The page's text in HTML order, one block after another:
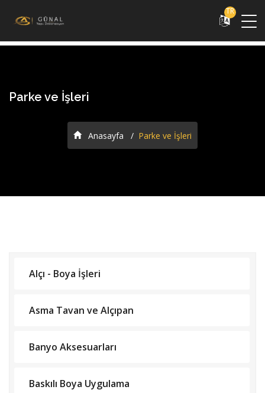
TR
Parke ve İşleri
Anasayfa Parke ve İşleri
Alçı - Boya İşleri
Asma Tavan ve Alçıpan
Banyo Aksesuarları
Baskılı Boya Uygulama